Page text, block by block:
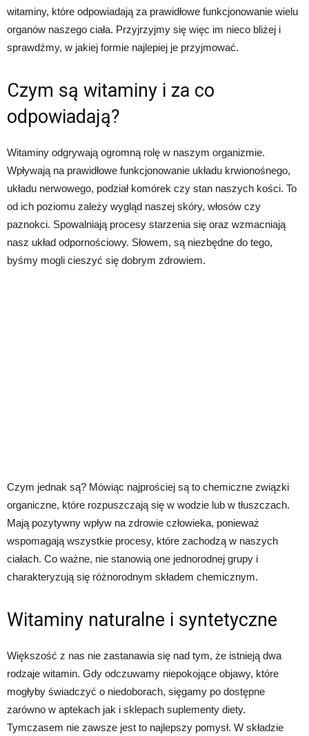
witaminy, które odpowiadają za prawidłowe funkcjonowanie wielu
organów naszego ciała. Przyjrzyjmy się więc im nieco bliżej i
sprawdźmy, w jakiej formie najlepiej je przyjmować.
Czym są witaminy i za co
odpowiadają?
Witaminy odgrywają ogromną rolę w naszym organizmie.
Wpływają na prawidłowe funkcjonowanie układu krwionośnego,
układu nerwowego, podział komórek czy stan naszych kości. To
od ich poziomu zależy wygląd naszej skóry, włosów czy
paznokci. Spowalniają procesy starzenia się oraz wzmacniają
nasz układ odpornościowy. Słowem, są niezbędne do tego,
byśmy mogli cieszyć się dobrym zdrowiem.
Czym jednak są? Mówiąc najprościej są to chemiczne związki
organiczne, które rozpuszczają się w wodzie lub w tłuszczach.
Mają pozytywny wpływ na zdrowie człowieka, ponieważ
wspomagają wszystkie procesy, które zachodzą w naszych
ciałach. Co ważne, nie stanowią one jednorodnej grupy i
charakteryzują się różnorodnym składem chemicznym.
Witaminy naturalne i syntetyczne
Większość z nas nie zastanawia się nad tym, że istnieją dwa
rodzaje witamin. Gdy odczuwamy niepokojące objawy, które
mogłyby świadczyć o niedoborach, sięgamy po dostępne
zarówno w aptekach jak i sklepach suplementy diety.
Tymczasem nie zawsze jest to najlepszy pomysł. W składzie